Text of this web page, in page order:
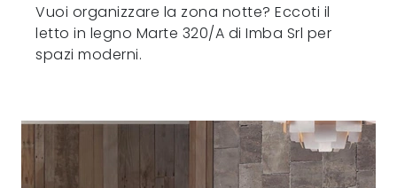
Vuoi organizzare la zona notte? Eccoti il
letto in legno Marte 320/A di Imba Srl per
spazi moderni.